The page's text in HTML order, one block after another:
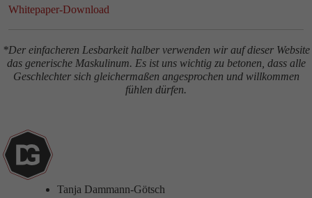
Whitepaper-Download
*Der einfacheren Lesbarkeit halber verwenden wir auf dieser Website
das generische Maskulinum. Es ist uns wichtig zu betonen, dass alle
Geschlechter sich gleichermaßen angesprochen und willkommen
fühlen dürfen.
Tanja Dammann-Götsch